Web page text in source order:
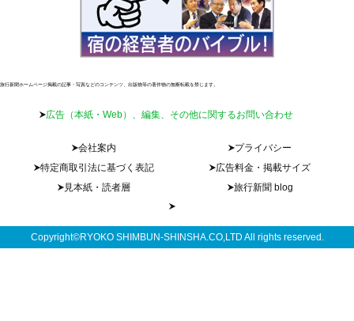
旅行新聞ホームページ掲載の記事・写真などのコンテンツ、出版物等の著作物の無断転載を禁じます。
広告（本紙・Web）、編集、その他に関するお問い合わせ
会社案内
プライバシー
特定商取引法に基づく表記
広告料金・掲載サイズ
見本紙・読者層
旅行新聞 blog
Copyright©RYOKO SHIMBUN-SHINSHA.CO,LTD All rights reserved.